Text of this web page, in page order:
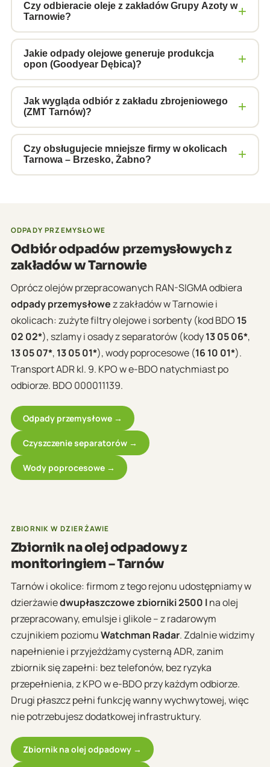
Czy odbieracie oleje z zakładów Grupy Azoty w
Tarnowie?
+
Tak, obsługujemy zakłady chemiczne w rejonie
Tarnowa. Azoty produkują kaprolaktam i nawozy –
instalacje wymagają olejów do sprężarek amoniaku
i pomp procesowych. Mamy certyfikaty ADR klas 8 i
9 wymagane dla olejów z przemysłu azotowego.
Jakie odpady olejowe generuje produkcja
opon (Goodyear Dębica)?
+
Zakłady produkujące opony generują: oleje
maszynowe z mieszalników i walcarek gumy, oleje
hydrauliczne z pras wulkanizacyjnych, emulsje z
obróbki metalu oraz oleje silnikowe z floty
wewnętrznej. Kody: 13 01 09*, 13 01 10*, 13 02 05*.
Odbieramy wszystkie te frakcje cysterną ADR.
Jak wygląda odbiór z zakładu zbrojeniowego
(ZMT Tarnów)?
+
Zakłady zbrojeniowe wymagają weryfikacji danych
firmy, uzyskania przepustek i szkolenia wstępnego.
Dysponujemy doświadczonymi kierowcami ADR
Czy obsługujecie mniejsze firmy w okolicach
Tarnowa – Brzesko, Żabno?
+
pozwala zachować ekonomiczność transportu dla
mniejszych wolumenów.
ODPADY PRZEMYSŁOWE
Odbiór odpadów przemysłowych z
zakładów w Tarnowie
Oprócz olejów przepracowanych RAN-SIGMA odbiera
odpady przemysłowez zakładów w Tarnowie i
okolicach: zużyte filtry olejowe i sorbenty (kod BDO 15
02 02*), szlamy i osady z separatorów (kody13 05 06*,
13 05 07*, 13 05 01*), wody poprocesowe (16 10 01*).
Transport ADR kl. 9. KPO w e-BDO natychmiast po
odbiorze. BDO 000011139.
Odpady przemysłowe →
Czyszczenie separatorów →
Wody poprocesowe →
ZBIORNIK W DZIERŻAWIE
Zbiornik na olej odpadowy z
monitoringiem – Tarnów
Tarnów i okolice: firmom z tego rejonu udostępniamy w
dzierżawiedwupłaszczowe zbiorniki 2500 lna olej
przepracowany, emulsje i glikole – z radarowym
czujnikiem poziomuWatchman Radar. Zdalnie widzimy
napełnienie i przyjeżdżamy cysterną ADR, zanim
zbiornik się zapełni: bez telefonów, bez ryzyka
przepełnienia, z KPO w e-BDO przy każdym odbiorze.
Drugi płaszcz pełni funkcję wanny wychwytowej, więc
nie potrzebujesz dodatkowej infrastruktury.
Zbiornik na olej odpadowy →